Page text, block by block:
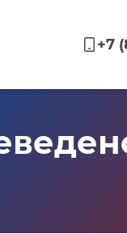
+7